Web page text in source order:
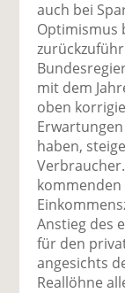
auch bei
Optimismus
mit dem
oben
haben,
Anstieg des
für den
angesichts
Reallöhne